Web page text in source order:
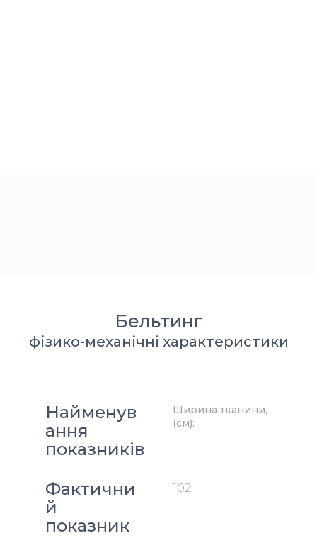
Бельтинг
фізико-механічні характеристики
Найменув
ання
показників
Ширина тканини,
(см):
Фактични
й
показник
102